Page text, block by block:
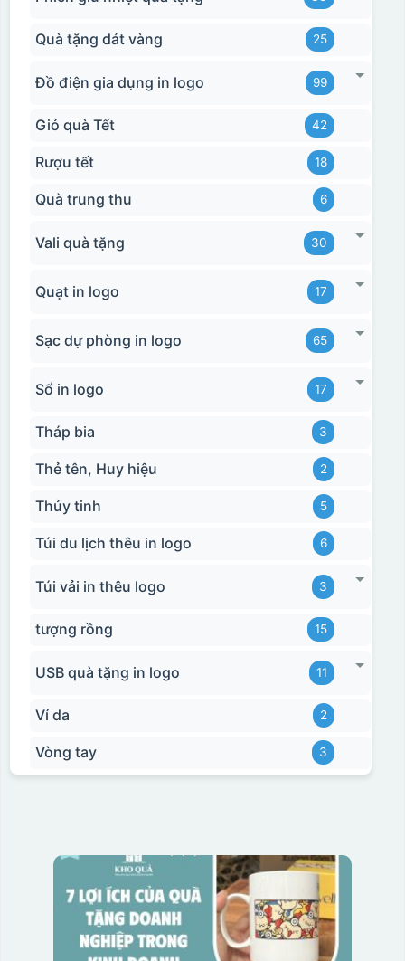
Quà tặng dát vàng 25
Đồ điện gia dụng in logo 99
Giỏ quà Tết 42
Rượu tết 18
Quà trung thu 6
Vali quà tặng 30
Quạt in logo 17
Sạc dự phòng in logo 65
Sổ in logo 17
Tháp bia 3
Thẻ tên, Huy hiệu 2
Thủy tinh 5
Túi du lịch thêu in logo 6
Túi vải in thêu logo 3
tượng rồng 15
USB quà tặng in logo 11
Ví da 2
Vòng tay 3